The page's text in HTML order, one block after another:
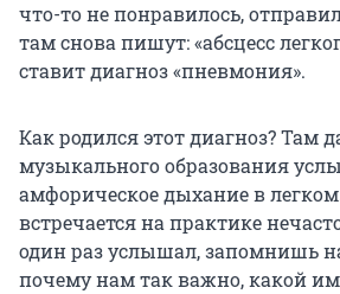
что-то не понравилось,
там снова пишут: «абсцесс
ставит диагноз «пневмония».
Как родился этот диагноз? Там
музыкального образования
амфорическое дыхание в
встречается на практике
один раз услышал, запомнишь
почему нам так важно, какой